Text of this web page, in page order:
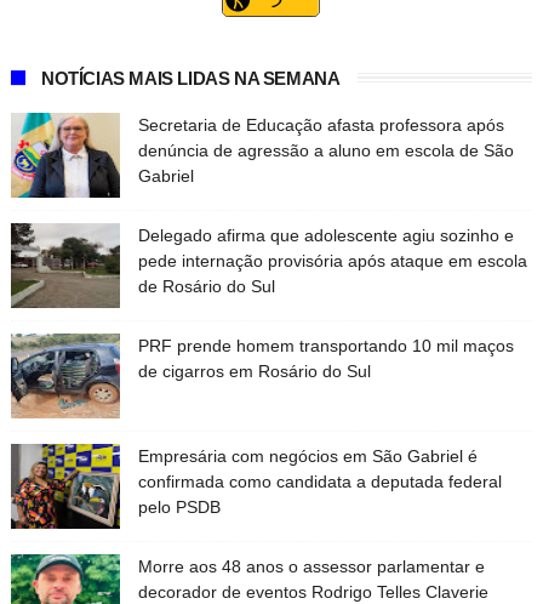
NOTÍCIAS MAIS LIDAS NA SEMANA
Secretaria de Educação afasta professora após
denúncia de agressão a aluno em escola de São
Gabriel
Delegado afirma que adolescente agiu sozinho e
pede internação provisória após ataque em escola
de Rosário do Sul
PRF prende homem transportando 10 mil maços
de cigarros em Rosário do Sul
Empresária com negócios em São Gabriel é
confirmada como candidata a deputada federal
pelo PSDB
Morre aos 48 anos o assessor parlamentar e
decorador de eventos Rodrigo Telles Claverie